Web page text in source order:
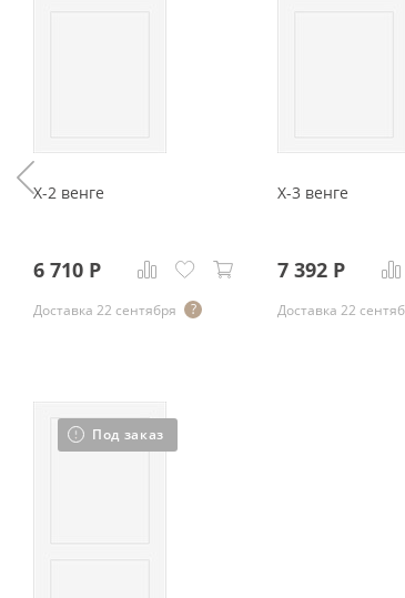
X-2 венге
6 710 Р
Доставка 22 сентября
X-3 венге
7 392 Р
Доставка 22
Под заказ